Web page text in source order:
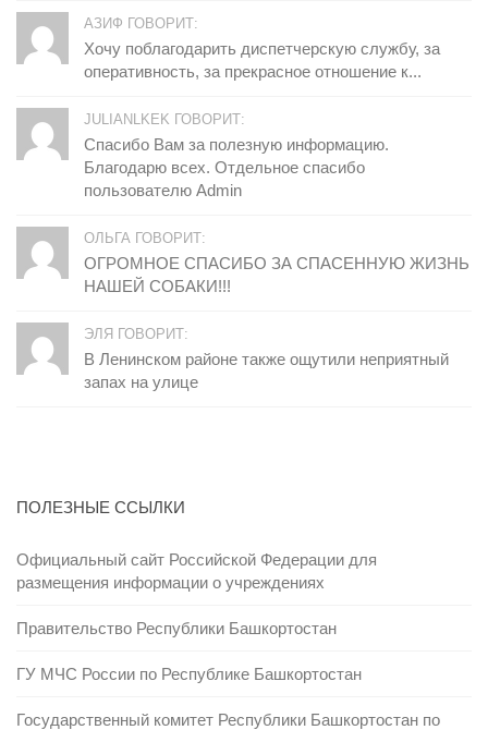
АЗИФ ГОВОРИТ:
Хочу поблагодарить диспетчерскую службу, за
оперативность, за прекрасное отношение к...
JULIANLKEK ГОВОРИТ:
Спасибо Вам за полезную информацию.
Благодарю всех. Отдельное спасибо
пользователю Admin
ОЛЬГА ГОВОРИТ:
ОГРОМНОЕ СПАСИБО ЗА СПАСЕННУЮ ЖИЗНЬ
НАШЕЙ СОБАКИ!!!
ЭЛЯ ГОВОРИТ:
В Ленинском районе также ощутили неприятный
запах на улице
ПОЛЕЗНЫЕ ССЫЛКИ
Официальный сайт Российской Федерации для
размещения информации о учреждениях
Правительство Республики Башкортостан
ГУ МЧС России по Республике Башкортостан
Государственный комитет Республики Башкортостан по